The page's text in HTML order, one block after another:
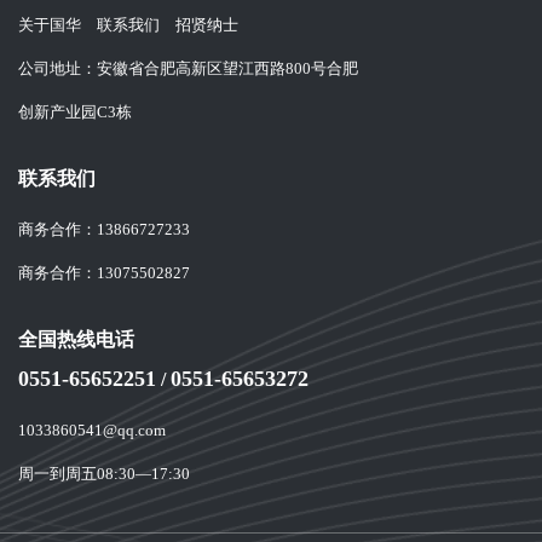
关于国华 联系我们 招贤纳士
公司地址：安徽省合肥高新区望江西路800号合肥
创新产业园C3栋
联系我们
商务合作： 13866727233
商务合作： 13075502827
全国热线电话
0551-65652251 /0551-65653272
1033860541@qq.com
周一到周五08:30—17:30